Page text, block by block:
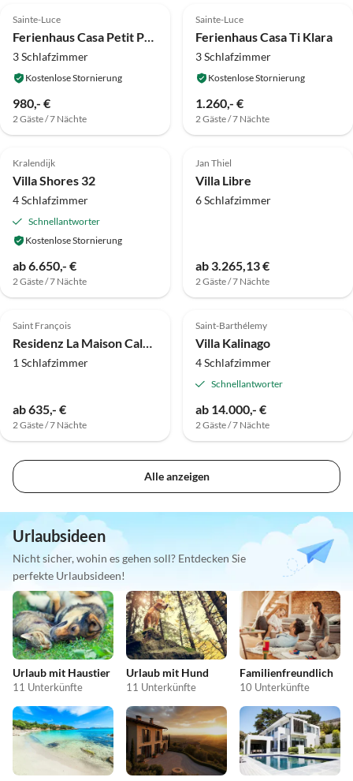
Sainte-Luce
3 Schlafzimmer
Kostenlose Stornierung
980,- €
2 Gäste / 7 Nächte
Sainte-Luce
Ferienhaus Casa Ti Klara
3 Schlafzimmer
Kostenlose Stornierung
1.260,- €
2 Gäste / 7 Nächte
Kralendijk
Villa Shores 32
4 Schlafzimmer
Schnellantworter
Kostenlose Stornierung
ab 6.650,- €
2 Gäste / 7 Nächte
Jan Thiel
Villa Libre
6 Schlafzimmer
ab 3.265,13 €
2 Gäste / 7 Nächte
Saint François
1 Schlafzimmer
ab 635,- €
2 Gäste / 7 Nächte
Saint-Barthélemy
Villa Kalinago
4 Schlafzimmer
Schnellantworter
ab 14.000,- €
2 Gäste / 7 Nächte
Alle anzeigen
Urlaubsideen
Nicht sicher, wohin es gehen soll? Entdecken Sie
perfekte Urlaubsideen!
Urlaub mit Haustier
11 Unterkünfte
Urlaub mit Hund
11 Unterkünfte
Familienfreundlich
10 Unterkünfte